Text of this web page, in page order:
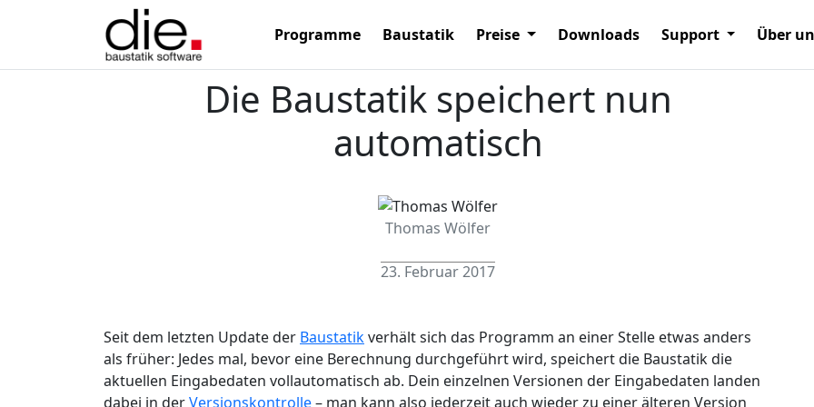
Programme Baustatik Preise Downloads Support Über
Die Baustatik speichert nun
automatisch
Thomas Wölfer
23. Februar 2017
Seit dem letzten Update der Baustatikverhält sich das Programm an einer Stelle etwas anders
als früher: Jedes mal, bevor eine Berechnung durchgeführt wird, speichert die Baustatik die
aktuellen Eingabedaten vollautomatisch ab. Dein einzelnen Versionen der Eingabedaten landen
dabei in derVersionskontrolle– man kann also jederzeit auch wieder zu einer älteren Version